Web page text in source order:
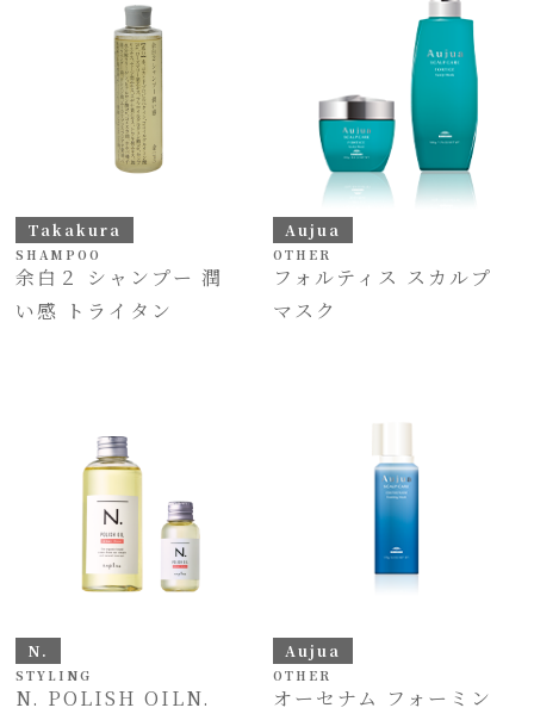
Takakura
SHAMPOO
余白２ シャンプー 潤
い感 トライタン
Aujua
OTHER
フォルティス スカルプ
マスク
N.
STYLING
N. POLISH OILN.
Aujua
OTHER
オーセナム フォーミン